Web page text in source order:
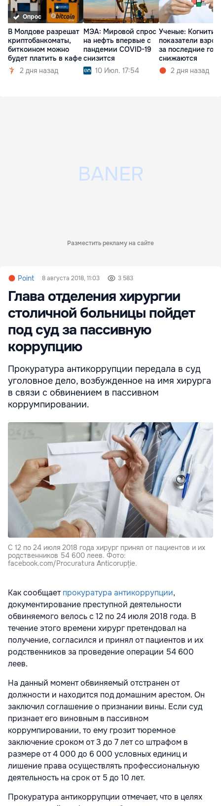
Опрос
В Молдове разрешат
криптобанкоматы,
биткоином можно
будет платить в кафе
2 дня назад
МЭА: Мировой спрос
на нефть впервые с
пандемии COVID-19
снизится
10 Июл. 17:54
Ученые:
показатели
за последние
снижаются
2 дня назад
Разместить рекламу на сайте
Point 8 августа 2018, 11:03 3 583
Глава отделения хирургии
столичной больницы пойдет
под суд за пассивную
коррупцию
Прокуратура антикоррупции передала в суд
уголовное дело, возбужденное на имя хирурга
в связи с обвинением в пассивном
коррумпировании.
С 12 по 24 июля 2018 года хирург принял от пациентов и их
родственников 54 600 леев. Фото:
facebook.com/Procuratura Anticorupție.
Как сообщаетпрокуратура антикоррупции,
документирование преступной деятельности
обвиняемого велось с 12 по 24 июля 2018 года. В
течение этого времени хирург претендовал на
получение, согласился и принял от пациентов и их
родственников за проведение операции 54 600
леев.
На данный момент обвиняемый отстранен от
должности и находится под домашним арестом. Он
заключил соглашение о признании вины. Если суд
признает его виновным в пассивном
коррумпировании, то ему грозит тюремное
заключение сроком от 3 до 7 лет со штрафом в
размере от 4 000 до 6 000 условных единиц и
лишение права осуществлять профессиональную
деятельность на срок от 5 до 10 лет.
Прокуратура антикоррупции отмечает, что в целях